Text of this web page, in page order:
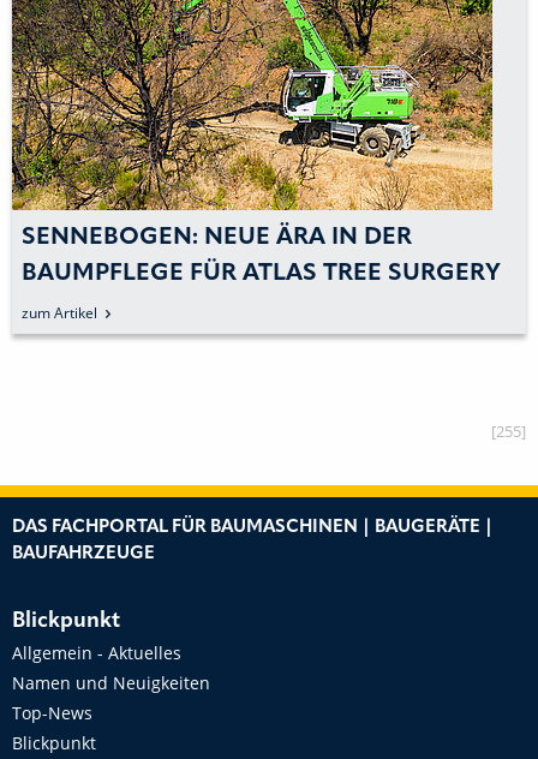
SENNEBOGEN: NEUE ÄRA IN DER
BAUMPFLEGE FÜR ATLAS TREE SURGERY
zum Artikel
[255]
DAS FACHPORTAL FÜR BAUMASCHINEN | BAUGERÄTE |
BAUFAHRZEUGE
Blickpunkt
Allgemein - Aktuelles
Namen und Neuigkeiten
Top-News
Blickpunkt